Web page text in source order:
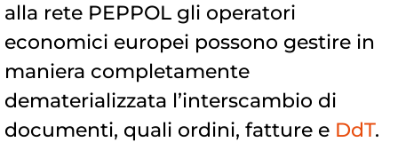
alla rete PEPPOL gli operatori
economici europei possono gestire in
maniera completamente
dematerializzata l’interscambio di
documenti, quali ordini, fatture e DdT.